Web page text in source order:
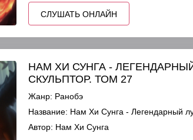
СЛУШАТЬ ОНЛАЙН
НАМ ХИ СУНГА -
СКУЛЬПТОР. ТОМ 27
Жанр: Ранобэ
Название: Нам Хи Сунга - Легендарный
Автор: Нам Хи Сунга